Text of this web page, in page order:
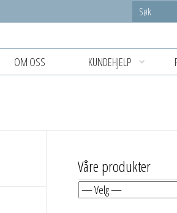
OM OSS KUNDEHJELP
Våre produkter